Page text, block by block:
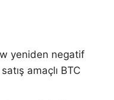
yeniden negatif
amaçlı BTC